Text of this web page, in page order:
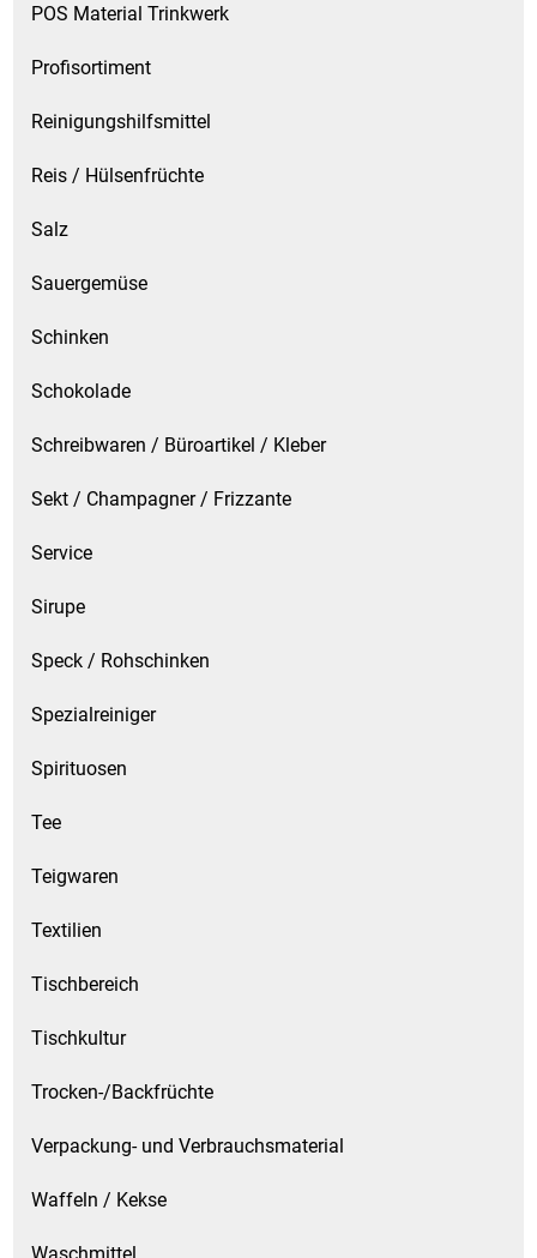
POS Material Trinkwerk
Profisortiment
Reinigungshilfsmittel
Reis / Hülsenfrüchte
Salz
Sauergemüse
Schinken
Schokolade
Schreibwaren / Büroartikel / Kleber
Sekt / Champagner / Frizzante
Service
Sirupe
Speck / Rohschinken
Spezialreiniger
Spirituosen
Tee
Teigwaren
Textilien
Tischbereich
Tischkultur
Trocken-/Backfrüchte
Verpackung- und Verbrauchsmaterial
Waffeln / Kekse